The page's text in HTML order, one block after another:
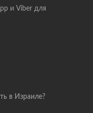
и Viber для
в Израиле?